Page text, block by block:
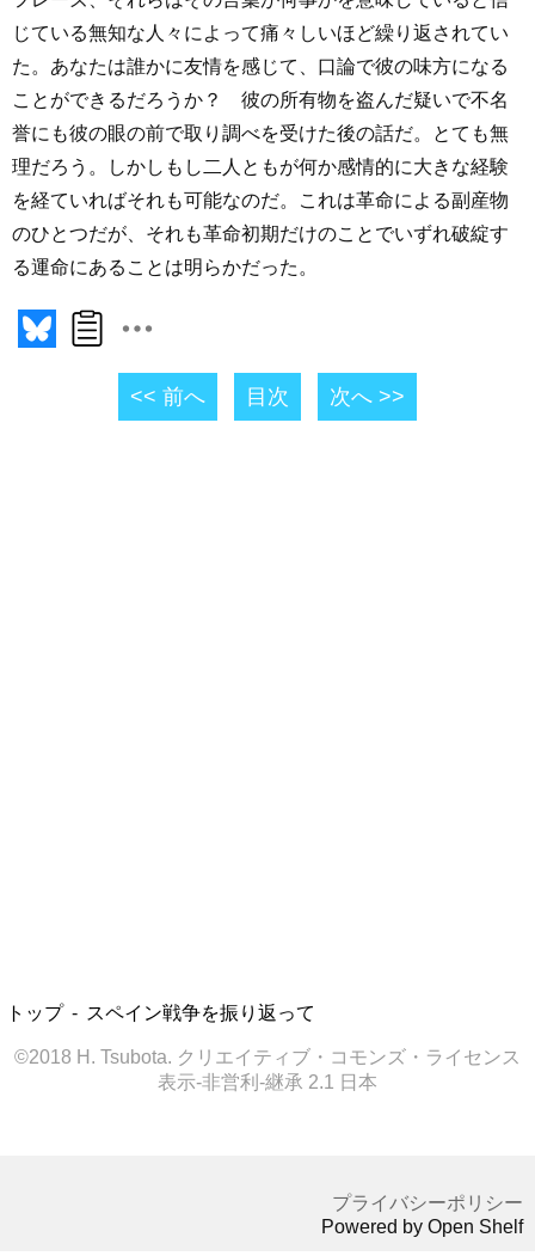
じている無知な人々によって痛々しいほど繰り返されてい
た。あなたは誰かに友情を感じて、口論で彼の味方になる
ことができるだろうか？ 彼の所有物を盗んだ疑いで不名
誉にも彼の眼の前で取り調べを受けた後の話だ。とても無
理だろう。しかしもし二人ともが何か感情的に大きな経験
を経ていればそれも可能なのだ。これは革命による副産物
のひとつだが、それも革命初期だけのことでいずれ破綻す
る運命にあることは明らかだった。
<< 前へ 目次 次へ >>
トップ スペイン戦争を振り返って
©2018 H. Tsubota. クリエイティブ・コモンズ・ライセンス
表示-非営利-継承 2.1 日本
プライバシーポリシー
Powered by Open Shelf